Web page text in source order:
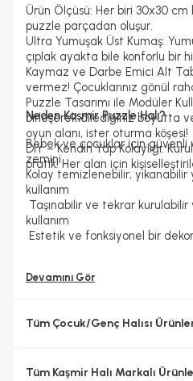
Ürün Ölçüsü: Her biri 30x30
puzzle parçadan oluşur.
Ultra Yumuşak Üst Kumaş:
çıplak ayakta bile konforlu bir
Kaymaz ve Darbe Emici Alt
vermez! Çocuklarınız gönül
Puzzle Tasarımı ile Modüler
birleşerek dilediğiniz boyutta
oyun alanı, ister oturma köşesi!
DIY – Kendin Yap Kolaylığı:
pratik! Her alan için
Neden Kaşmir Puzzle Halı?
Bebek ve çocuklar için güvenli
zemini
Kolay temizlenebilir,
kullanım
Taşınabilir ve tekrar kurulabilir
kullanım
Estetik ve fonksiyonel bir
Devamını Gör
Tüm Çocuk/Genç Halısı
Tüm Kaşmir Halı Markalı